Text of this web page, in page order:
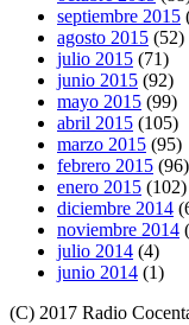
septiembre 2015
agosto 2015 (52)
julio 2015 (71)
junio 2015 (92)
mayo 2015 (99)
abril 2015 (105)
marzo 2015 (95)
febrero 2015 (96)
enero 2015 (102)
diciembre 2014
noviembre 2014
julio 2014 (4)
junio 2014 (1)
(C) 2017 Radio